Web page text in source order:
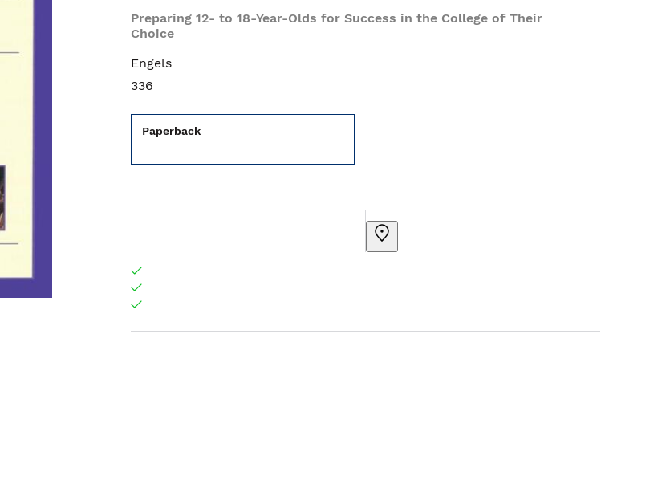
Preparing 12- to 18-Year-Olds for Success in the College of Their
Choice
Engels
336
Paperback